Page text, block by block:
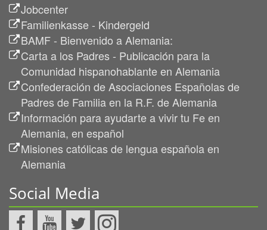
Jobcenter
Familienkasse - Kindergeld
BAMF - Bienvenido a Alemania:
Carta a los Padres - Publicación para la
Comunidad hispanohablante en Alemania
Confederación de Asociaciones Españolas de
Padres de Familia en la R.F. de Alemania
Información para ayudarte a vivir tu Fe en
Alemania, en español
Misiones católicas de lengua española en
Alemania
Social Media